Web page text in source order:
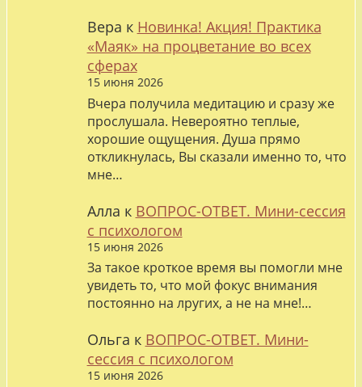
Вера к Новинка! Акция! Практика
«Маяк» на процветание во всех
сферах
15 июня 2026
Вчера получила медитацию и сразу же
прослушала. Невероятно теплые,
хорошие ощущения. Душа прямо
откликнулась, Вы сказали именно то, что
мне…
Алла к ВОПРОС-ОТВЕТ. Мини-сессия
с психологом
15 июня 2026
За такое кроткое время вы помогли мне
увидеть то, что мой фокус внимания
постоянно на лругих, а не на мне!…
Ольга к ВОПРОС-ОТВЕТ. Мини-
сессия с психологом
15 июня 2026